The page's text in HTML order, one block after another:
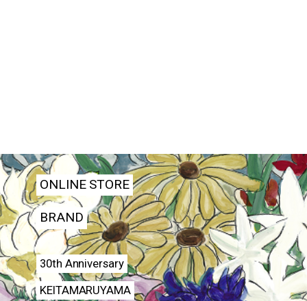
ONLINE STORE
BRAND
30th Anniversary
KEITAMARUYAMA